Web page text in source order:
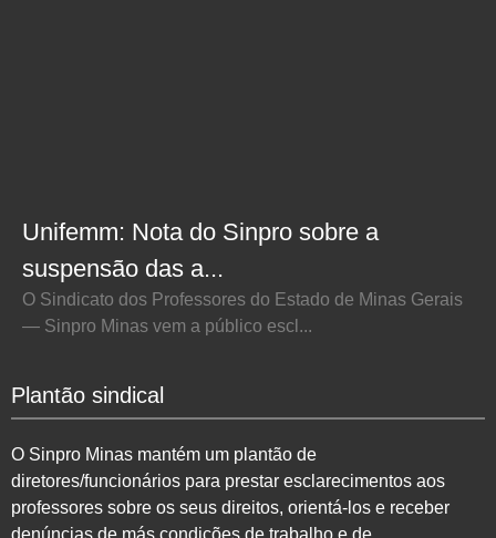
Unifemm: Nota do Sinpro sobre a
suspensão das a...
O Sindicato dos Professores do Estado de Minas Gerais
— Sinpro Minas vem a público escl...
Plantão sindical
O Sinpro Minas mantém um plantão de
diretores/funcionários para prestar esclarecimentos aos
professores sobre os seus direitos, orientá-los e receber